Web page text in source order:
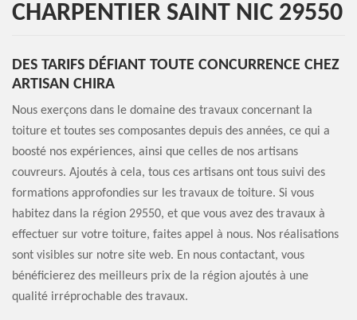
CHARPENTIER SAINT NIC 29550
DES TARIFS DÉFIANT TOUTE CONCURRENCE CHEZ
ARTISAN CHIRA
Nous exerçons dans le domaine des travaux concernant la
toiture et toutes ses composantes depuis des années, ce qui a
boosté nos expériences, ainsi que celles de nos artisans
couvreurs. Ajoutés à cela, tous ces artisans ont tous suivi des
formations approfondies sur les travaux de toiture. Si vous
habitez dans la région 29550, et que vous avez des travaux à
effectuer sur votre toiture, faites appel à nous. Nos réalisations
sont visibles sur notre site web. En nous contactant, vous
bénéficierez des meilleurs prix de la région ajoutés à une
qualité irréprochable des travaux.